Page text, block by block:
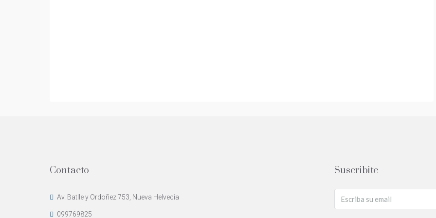
Contacto
Av. Batlle y Ordoñez 753, Nueva Helvecia
099769825
Suscribite